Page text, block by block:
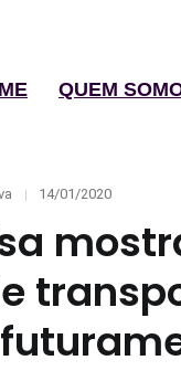
QUEM
Posted
14/01/2020